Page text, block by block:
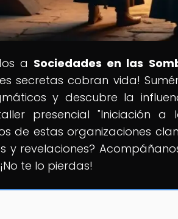
a Sociedades en las
secretas cobran vida!
y descubre la
presencial "Iniciación a
de estas organizaciones
y revelaciones?
te lo pierdas!